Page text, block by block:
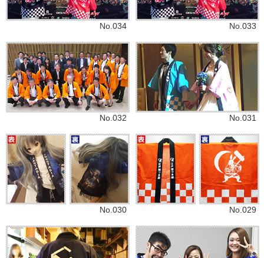
No.034 No.033
No.032 No.031
No.030 No.029